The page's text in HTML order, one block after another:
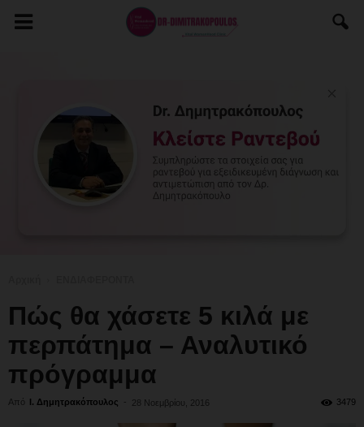
Πώς θα χάσετε 5 κιλά με
περπάτημα – Αναλυτικό
πρόγραμμα
Από Ι. Δημητρακόπουλος - 28 Νοεμβρίου, 2016 3479